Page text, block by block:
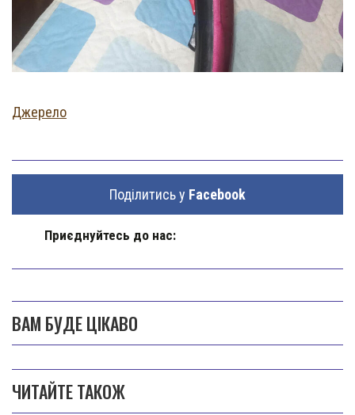
Джерело
Поділитись у Facebook
Приєднуйтесь до нас:
ВАМ БУДЕ ЦІКАВО
ЧИТАЙТЕ ТАКОЖ